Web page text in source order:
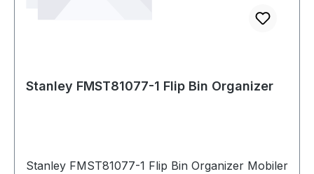
Stanley FMST81077-1 Flip Bin Organizer
Stanley FMST81077-1 Flip Bin Organizer Mobiler